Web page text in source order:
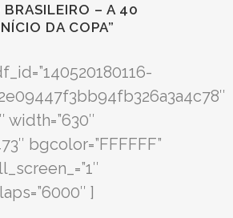
BRASILEIRO – A 40
DA COPA”
width=”630″
bgcolor=”FFFFFF”
]